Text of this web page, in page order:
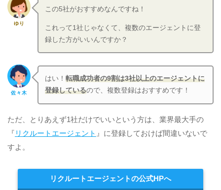
ゆり
この5社がおすすめなんですね！
これって1社じゃなくて、複数のエージェントに登
録した方がいいんですか？
佐々木
はい！転職成功者の9割は3社以上のエージェントに
登録しているので、複数登録はおすすめです！
ただ、とりあえず1社だけでいいという方は、業界最大手の
『 リクルートエージェント 』に登録しておけば間違いないで
すよ。
リクルートエージェントの公式HPへ